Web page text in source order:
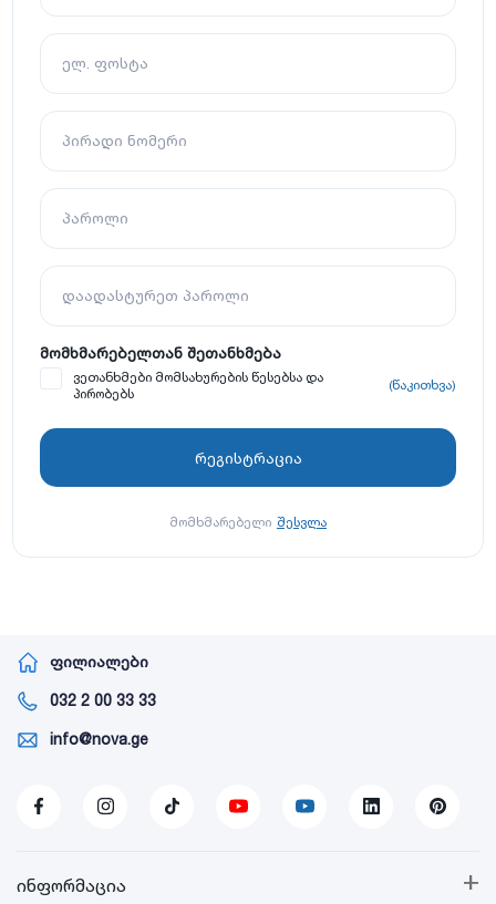
ელ. ფოსტა
პირადი ნომერი
პაროლი
დაადასტურეთ პაროლი
მომხმარებელთან შეთანხმება
ვეთანხმები მომსახურების წესებსა და
პირობებს
(წაკითხვა)
მომხმარებელი შესვლა
ფილიალები
032 2 00 33 33
info@nova.ge
+
ინფორმაცია